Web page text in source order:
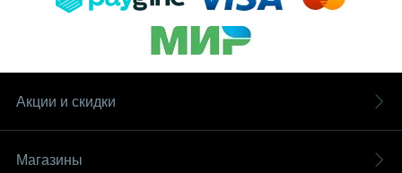
Акции и скидки
Магазины